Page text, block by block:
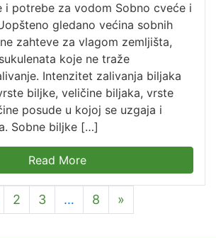
i potrebe za vodom Sobno cveće i
gledano većina sobnih
zahteve za vlagom zemljišta,
koje ne traže
Intenzitet zalivanja biljaka
biljke, veličine biljaka, vrste
posude u kojoj se uzgaja i
Sobne biljke […]
Read More
2 3 … 8 »